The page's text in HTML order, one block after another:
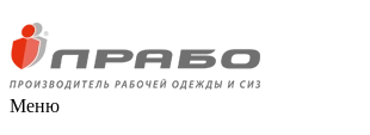
Меню